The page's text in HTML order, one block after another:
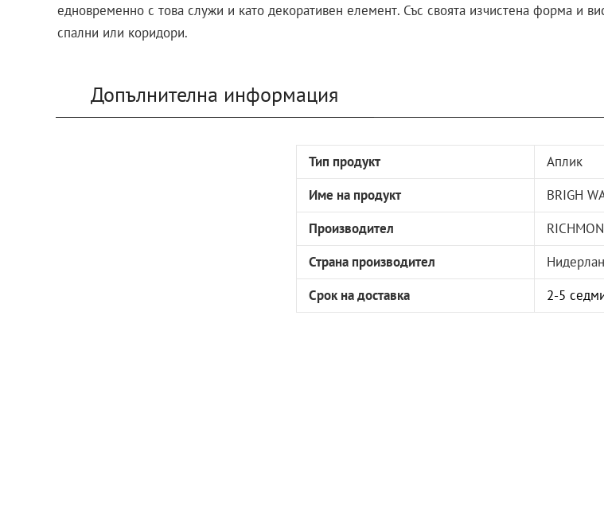
едновременно с това служи и като декоративен елемент. Със своята изчистена форма и
спални или коридори.
Допълнителна информация
Тип продукт
Аплик
Име на продукт
BRIGH
Производител
Страна производител
Срок на доставка
2-5